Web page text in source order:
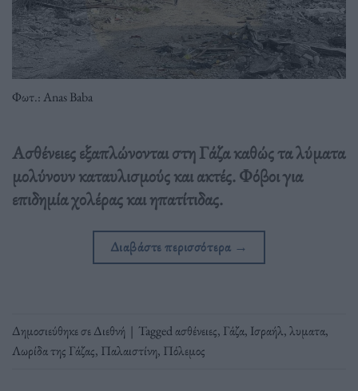
Φωτ.: Anas Baba
Ασθένειες εξαπλώνονται στη Γάζα καθώς τα λύματα
μολύνουν καταυλισμούς και ακτές. Φόβοι για
επιδημία χολέρας και ηπατίτιδας.
Διαβάστε περισσότερα →
Δημοσιεύθηκε σεΔιεθνή | Taggedασθένειες, Γάζα, Ισραήλ,λυματα,
Λωρίδα της Γάζας, Παλαιστίνη, Πόλεμος